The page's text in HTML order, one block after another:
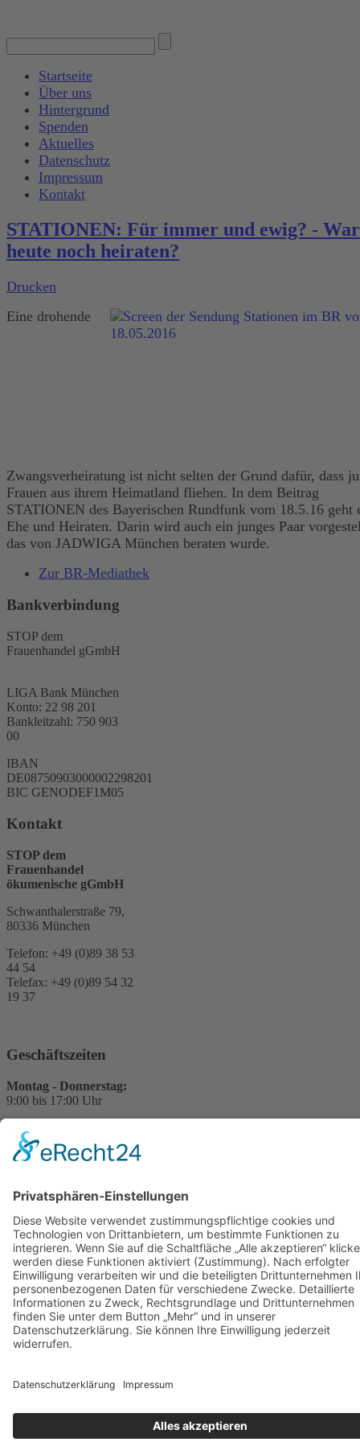
Startseite
Über uns
Hintergrund
Spenden
Aktuelles
Datenschutz
Impressum
Kontakt
STATIONEN: Für immer und ewig? -
heute noch heiraten?
Drucken
Eine drohende
Zwangsverheiratung ist nicht selten der Grund dafür, dass
Frauen aus ihrem Heimatland fliehen. In dem Beitrag
STATIONEN des Bayerischen Rundfunk vom 18.5.16 geht
Ehe und Heiraten. Darin wird auch ein junges Paar
das von JADWIGA München beraten wurde.
Zur BR-Mediathek
Bankverbindung
STOP dem
Frauenhandel gGmbH
LIGA Bank München
Konto: 22 98 201
Bankleitzahl: 750 903
00
IBAN
DE08750903000002298201
BIC GENODEF1M05
Kontakt
STOP dem
Frauenhandel
ökumenische gGmbH
Schwanthalerstraße 79,
80336 München
Telefon: +49 (0)89 38 53
44 54
Telefax: +49 (0)89 54 32
19 37
Geschäftszeiten
Montag - Donnerstag:
9:00 bis 17:00 Uhr
Uhr
Für Rückfragen zu
unserer Arbeit stehem
wir Ihnen gerne zur
Verfügung.
Bitte schreiben Sie uns
einfach eine E-Mail:
kontakt@stop-dem-
frauenhandel.de